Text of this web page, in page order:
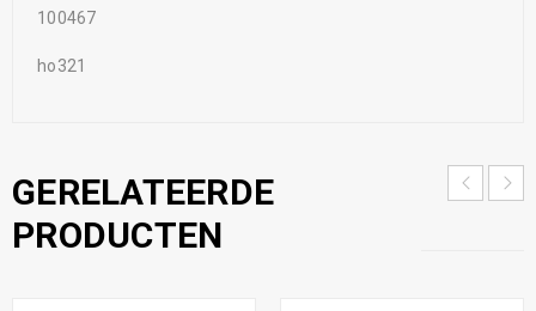
100467
ho321
GERELATEERDE
PRODUCTEN